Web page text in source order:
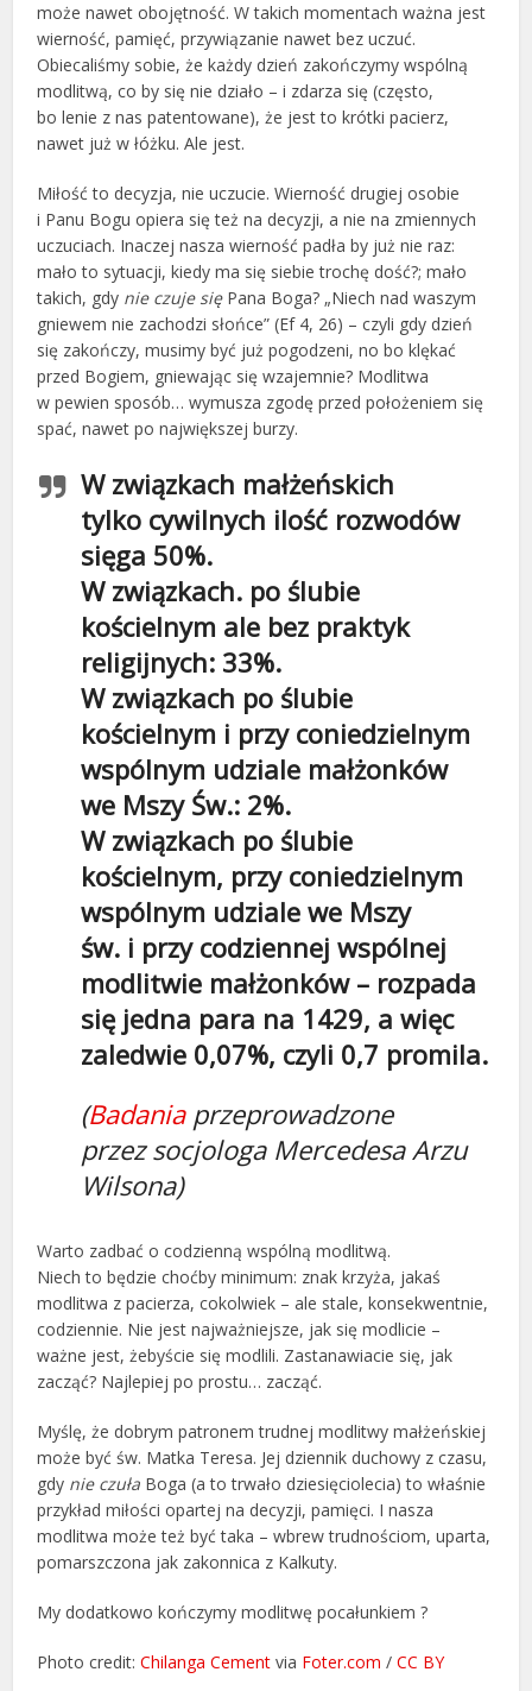
może nawet obojętność. W takich momentach ważna jest
wierność, pamięć, przywiązanie nawet bez uczuć.
Obiecaliśmy sobie, że każdy dzień zakończymy wspólną
modlitwą, co by się nie działo – i zdarza się (często,
bo lenie z nas patentowane), że jest to krótki pacierz,
nawet już w łóżku. Ale jest.
Miłość to decyzja, nie uczucie. Wierność drugiej osobie
i Panu Bogu opiera się też na decyzji, a nie na zmiennych
uczuciach. Inaczej nasza wierność padła by już nie raz:
mało to sytuacji, kiedy ma się siebie trochę dość?; mało
takich, gdy nie czuje się Pana Boga? „Niech nad waszym
gniewem nie zachodzi słońce” (Ef 4, 26) – czyli gdy dzień
się zakończy, musimy być już pogodzeni, no bo klękać
przed Bogiem, gniewając się wzajemnie? Modlitwa
w pewien sposób… wymusza zgodę przed położeniem się
spać, nawet po największej burzy.
W związkach małżeńskich
tylko cywilnych ilość rozwodów
sięga 50%.
W związkach. po ślubie
kościelnym ale bez praktyk
religijnych: 33%.
W związkach po ślubie
kościelnym i przy coniedzielnym
wspólnym udziale małżonków
we Mszy Św.: 2%.
W związkach po ślubie
kościelnym, przy coniedzielnym
wspólnym udziale we Mszy
św. i przy codziennej wspólnej
modlitwie małżonków – rozpada
się jedna para na 1429, a więc
zaledwie 0,07%, czyli 0,7 promila.
(Badaniaprzeprowadzone
przez socjologa Mercedesa Arzu
Wilsona)
Warto zadbać o codzienną wspólną modlitwą.
Niech to będzie choćby minimum: znak krzyża, jakaś
modlitwa z pacierza, cokolwiek – ale stale, konsekwentnie,
codziennie. Nie jest najważniejsze, jak się modlicie –
ważne jest, żebyście się modlili. Zastanawiacie się, jak
zacząć? Najlepiej po prostu… zacząć.
Myślę, że dobrym patronem trudnej modlitwy małżeńskiej
może być św. Matka Teresa. Jej dziennik duchowy z czasu,
gdy nie czuła Boga (a to trwało dziesięciolecia) to właśnie
przykład miłości opartej na decyzji, pamięci. I nasza
modlitwa może też być taka – wbrew trudnościom, uparta,
pomarszczona jak zakonnica z Kalkuty.
My dodatkowo kończymy modlitwę pocałunkiem ?
Photo credit:Chilanga Cement via Foter.com /CC BY